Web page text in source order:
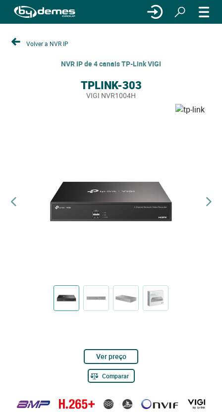
Volver a NVR IP
NVR IP de 4 canais TP-Link VIGI
TPLINK-303
VIGI NVR1004H
Ver preço
Comparar